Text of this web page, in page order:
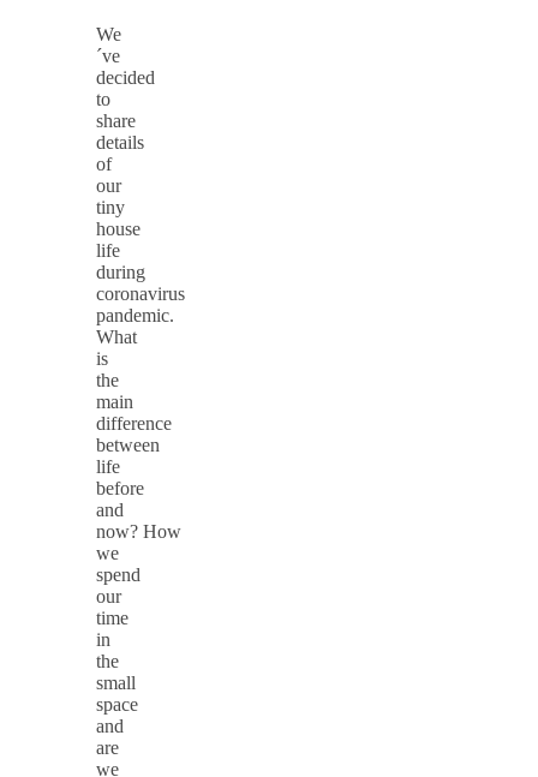
We
´ve
decided
to
share
details
of
our
tiny
house
life
during
coronavirus
pandemic.
What
is
the
main
difference
between
life
before
and
now? How
we
spend
our
time
in
the
small
space
and
are
we